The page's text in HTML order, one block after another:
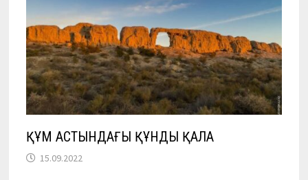
ҚҰМ АСТЫНДАҒЫ ҚҰНДЫ ҚАЛА
15.09.2022